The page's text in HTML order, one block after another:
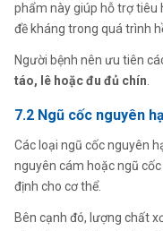
phẩm này giúp hỗ trợ tiêu
đề kháng trong quá trình
Người bệnh nên ưu tiên
táo, lê hoặc đu đủ chín
7.2 Ngũ cốc nguyên
Các loại ngũ cốc nguyên
nguyên cám hoặc ngũ
định cho cơ thể.
Bên cạnh đó, lượng chất